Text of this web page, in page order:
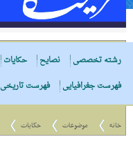
رشته تخصصی
نصایح حکایات
فهرست جغرافیایی
فهرست تاریخی
خانه موضوعات حکایات